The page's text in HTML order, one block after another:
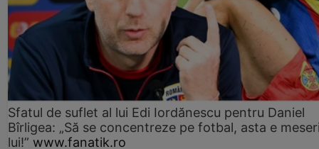
Sfatul de suflet al lui Edi Iordănescu pentru Daniel
Bîrligea: „Să se concentreze pe fotbal, asta e
lui!” www.fanatik.ro